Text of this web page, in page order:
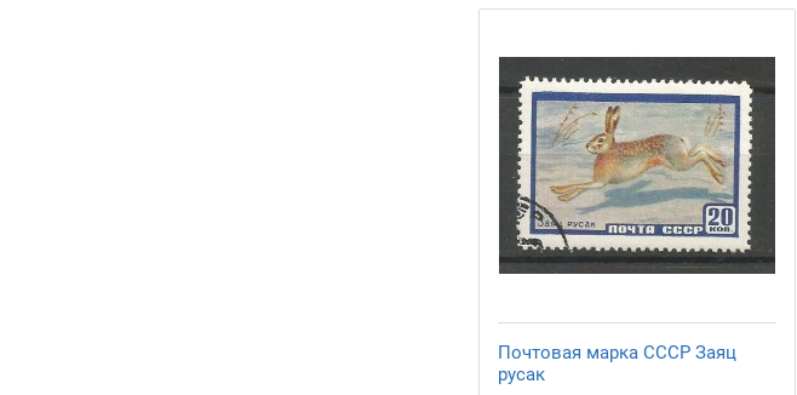
Почтовая марка СССР Заяц
русак